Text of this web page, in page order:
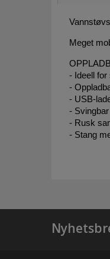
Meget
- Ideell
-
- USB-
-
- Rusk
- Stang